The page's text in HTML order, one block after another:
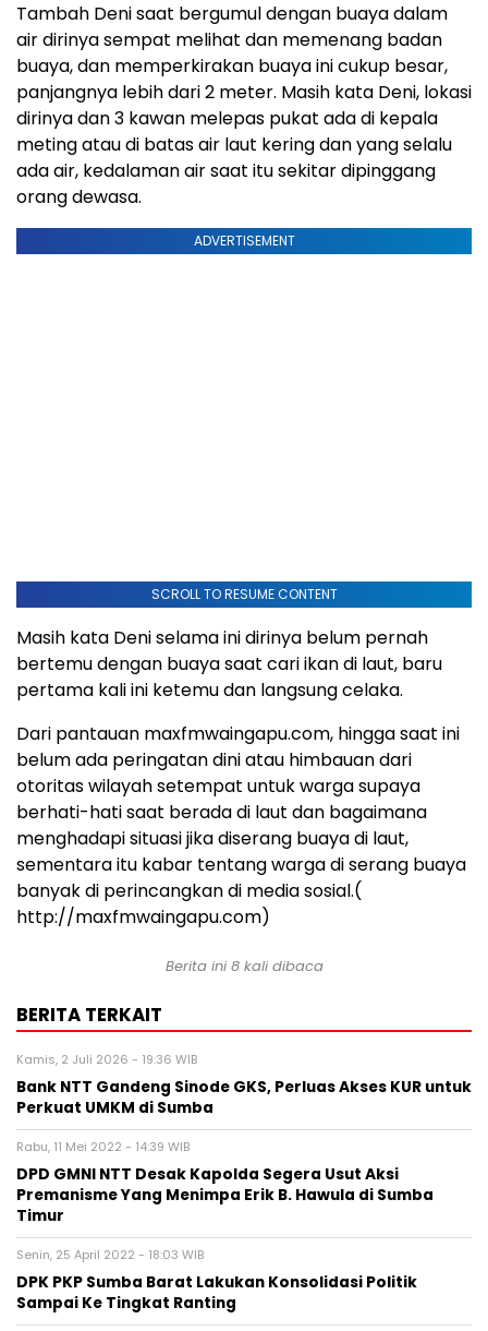
Tambah Deni saat bergumul dengan buaya dalam
air dirinya sempat melihat dan memenang badan
buaya, dan memperkirakan buaya ini cukup besar,
panjangnya lebih dari 2 meter. Masih kata Deni, lokasi
dirinya dan 3 kawan melepas pukat ada di kepala
meting atau di batas air laut kering dan yang selalu
ada air, kedalaman air saat itu sekitar dipinggang
orang dewasa.
ADVERTISEMENT
SCROLL TO RESUME CONTENT
Masih kata Deni selama ini dirinya belum pernah
bertemu dengan buaya saat cari ikan di laut, baru
pertama kali ini ketemu dan langsung celaka.
Dari pantauan maxfmwaingapu.com, hingga saat ini
belum ada peringatan dini atau himbauan dari
otoritas wilayah setempat untuk warga supaya
berhati-hati saat berada di laut dan bagaimana
menghadapi situasi jika diserang buaya di laut,
sementara itu kabar tentang warga di serang buaya
banyak di perincangkan di media sosial.(
http://maxfmwaingapu.com)
Berita ini 8 kali dibaca
BERITA TERKAIT
Kamis, 2 Juli 2026 - 19:36 WIB
Bank NTT Gandeng Sinode GKS, Perluas Akses KUR untuk
Perkuat UMKM di Sumba
Rabu, 11 Mei 2022 - 14:39 WIB
DPD GMNI NTT Desak Kapolda Segera Usut Aksi
Premanisme Yang Menimpa Erik B. Hawula di Sumba
Timur
Senin, 25 April 2022 - 18:03 WIB
DPK PKP Sumba Barat Lakukan Konsolidasi Politik
Sampai Ke Tingkat Ranting